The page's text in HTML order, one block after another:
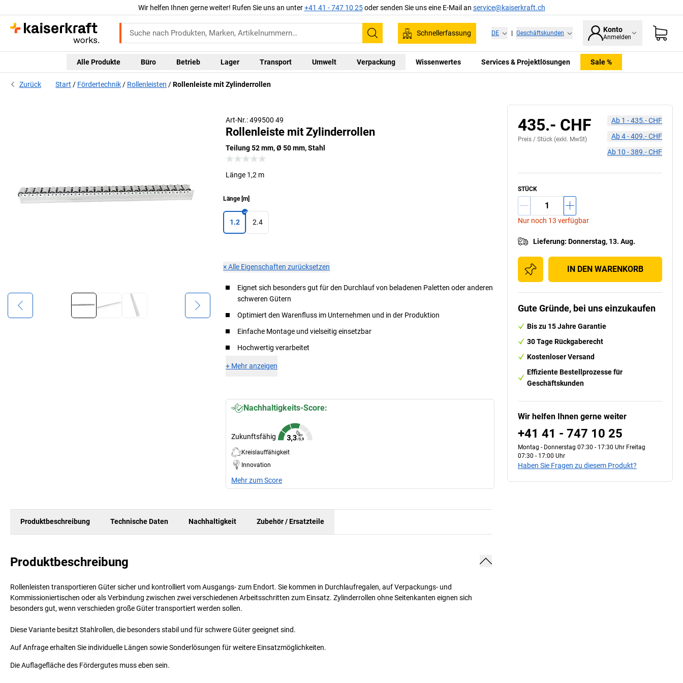
Wir helfen Ihnen gerne weiter! Rufen Sie uns an unter+41 41 - 747 10 25oder senden Sie uns eine E-Mail an service@kaiserkraft.ch
Suchen
Schnellerfassung DE Geschäftskunden Konto
Anmelden
Alle Produkte Büro Betrieb Lager Transport Umwelt Verpackung Wissenwertes Services & Projektlösungen Sale %
Zurück Start Fördertechnik Rollenleisten Rollenleiste mit Zylinderrollen
Art-Nr.: 499500 49
Rollenleiste mit Zylinderrollen
Teilung 52 mm, Ø 50 mm, Stahl
Länge 1,2 m
Länge[m]
1.2 2.4
×Alle Eigenschaften zurücksetzen
Eignet sich besonders gut für den Durchlauf von beladenen Paletten oder anderen
schweren Gütern
Optimiert den Warenfluss im Unternehmen und in der Produktion
Einfache Montage und vielseitig einsetzbar
Hochwertig verarbeitet
+ Mehr anzeigen
Nachhaltigkeits-Score:
Zukunftsfähig
Kreislauffähigkeit
Innovation
Mehr zum Score
Produktbeschreibung Technische Daten Nachhaltigkeit Zubehör / Ersatzteile
Produktbeschreibung
Rollenleisten transportieren Güter sicher und kontrolliert vom Ausgangs- zum Endort. Sie kommen in Durchlaufregalen, auf Verpackungs- und
Kommissioniertischen oder als Verbindung zwischen zwei verschiedenen Arbeitsschritten zum Einsatz. Zylinderrollen ohne Seitenkanten eignen sich
besonders gut, wenn verschieden große Güter transportiert werden sollen.
Diese Variante besitzt Stahlrollen, die besonders stabil und für schwere Güter geeignet sind.
Auf Anfrage erhalten Sie individuelle Längen sowie Sonderlösungen für weitere Einsatzmöglichkeiten.
Die Auflagefläche des Fördergutes muss eben sein.
435.- CHF
Preis / Stück (exkl. MwSt)
Ab 1 -435.- CHF
Ab4-409.- CHF
Ab 10 -389.- CHF
STÜCK
Nur noch 13 verfügbar
Lieferung: Donnerstag, 13. Aug.
IN DEN WARENKORB
Gute Gründe, bei uns einzukaufen
Bis zu 15 Jahre Garantie
30 Tage Rückgaberecht
Kostenloser Versand
Effiziente Bestellprozesse für
Geschäftskunden
Wir helfen Ihnen gerne weiter
+41 41 - 747 10 25
Montag - Donnerstag 07:30 - 17:30 Uhr Freitag
07:30 - 17:00 Uhr
Haben Sie Fragen zu diesem Produkt?